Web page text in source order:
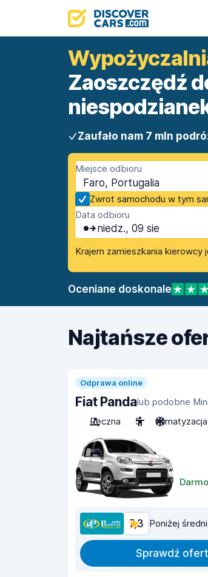
Zaoszczędź
Zaufało nam 7 mln
Miejsce odbioru
Faro, Portugalia
Zwrot samochodu w tym
Data odbioru
niedz., 09 sie
Krajem zamieszkania kierowcy
Oceniane doskonale
Najtańsze
Odprawa online
Fiat Pandalub podobne Mini
Ręczna
5 Klimatyzacja
7,3 Poniżej
Sprawdź